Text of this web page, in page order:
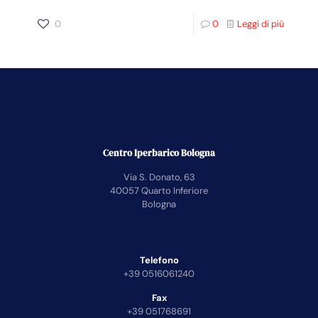
0 0 Leggi di più
Centro Iperbarico Bologna
Via S. Donato, 63
40057 Quarto Inferiore
Bologna
Telefono
+39 0516061240
Fax
+39 051768691